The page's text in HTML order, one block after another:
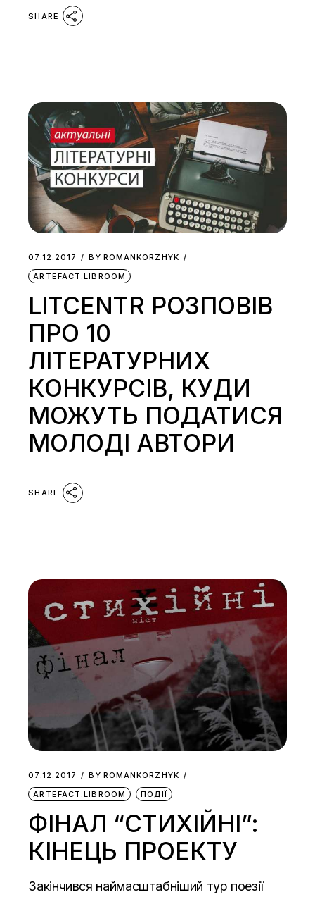
SHARE
07.12.2017 BY ROMANKORZHYK
ARTEFACT.LIBROOM
LITCENTR РОЗПОВІВ
ПРО 10
ЛІТЕРАТУРНИХ
КОНКУРСІВ, КУДИ
МОЖУТЬ ПОДАТИСЯ
МОЛОДІ АВТОРИ
SHARE
07.12.2017 BY ROMANKORZHYK
ARTEFACT.LIBROOM
ПОДІЇ
ФІНАЛ “СТИХІЙНІ”:
КІНЕЦЬ ПРОЕКТУ
Закінчився наймасштабніший тур поезії